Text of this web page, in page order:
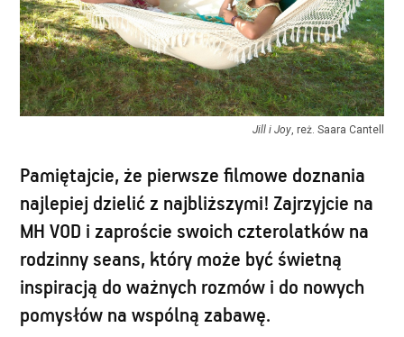
Jill i Joy, reż. Saara Cantell
Pamiętajcie, że pierwsze filmowe doznania
najlepiej dzielić z najbliższymi! Zajrzyjcie na
MH VOD i zaproście swoich czterolatków na
rodzinny seans, który może być świetną
inspiracją do ważnych rozmów i do nowych
pomysłów na wspólną zabawę.